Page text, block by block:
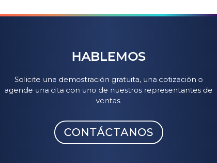
HABLEMOS
Solicite una demostración gratuita, una cotización o
agende una cita con uno de nuestros representantes de
ventas.
CONTÁCTANOS